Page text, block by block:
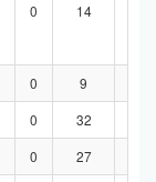
0 14
0 9
0 32
0 27